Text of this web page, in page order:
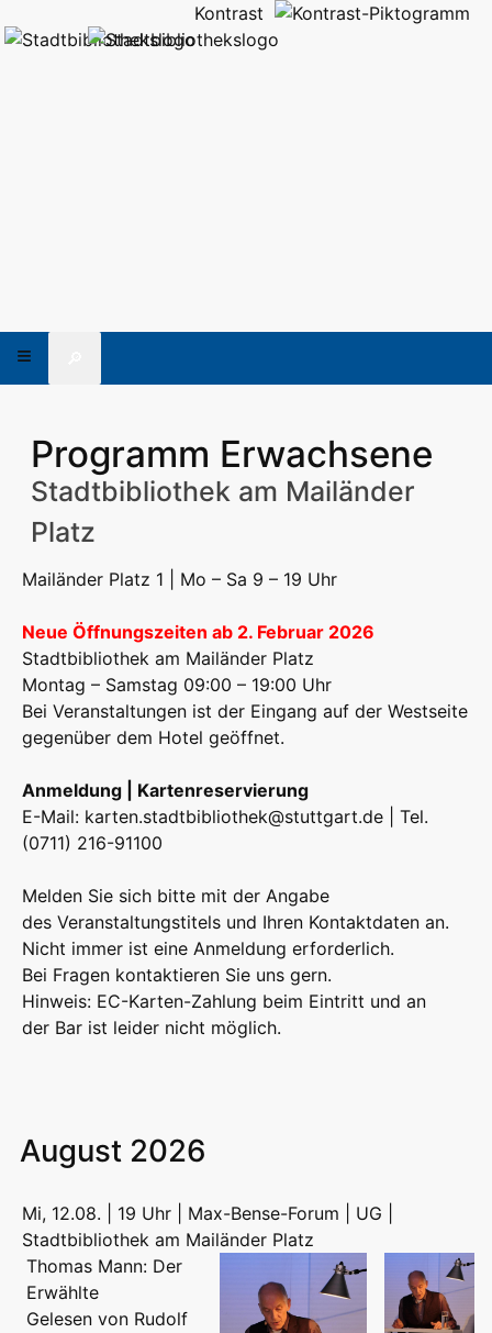
Kontrast
Programm Erwachsene
Stadtbibliothek am Mailänder
Platz
Mailänder Platz 1 | Mo – Sa 9 – 19 Uhr
Neue Öffnungszeiten ab 2. Februar 2026
Stadtbibliothek am Mailänder Platz
Montag – Samstag 09:00 – 19:00 Uhr
Bei Veranstaltungen ist der Eingang auf der Westseite
gegenüber dem Hotel geöffnet.
Anmeldung | Kartenreservierung
E-Mail: karten.stadtbibliothek@stuttgart.de | Tel.
(0711) 216-91100
Melden Sie sich bitte mit der Angabe
des Veranstaltungstitels und Ihren Kontaktdaten an.
Nicht immer ist eine Anmeldung erforderlich.
Bei Fragen kontaktieren Sie uns gern.
Hinweis: EC-Karten-Zahlung beim Eintritt und an
der Bar ist leider nicht möglich.
August 2026
Mi, 12.08. | 19 Uhr | Max-Bense-Forum | UG |
Stadtbibliothek am Mailänder Platz
Thomas Mann: Der
Erwählte
Gelesen von Rudolf